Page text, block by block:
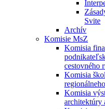
Svite
Archív
Komisie MsZ
Komisia
cestovného
Komisia
Komisia
architektúry